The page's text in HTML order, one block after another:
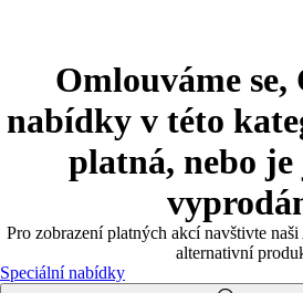
Omlouváme
nabídky v této
platná, nebo
Pro zobrazení platných akcí navštivte
alternativní
Speciální nabídky